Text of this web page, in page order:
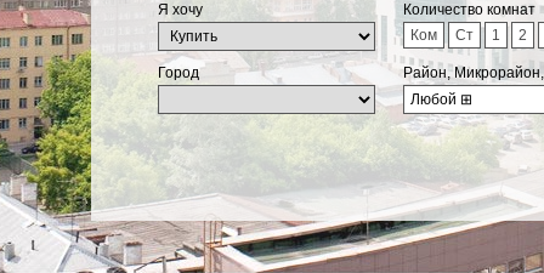
Я хочу
Количество комнат
Ком
Ст 1 2
Город
Район,
Любой ⊞